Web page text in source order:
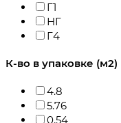
Г1
НГ
Г4
К-во в упаковке (м2)
4.8
5.76
0.54